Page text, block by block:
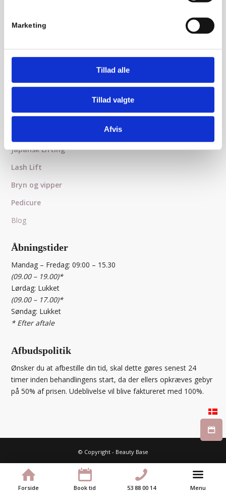
Marketing
Tillad alle
Tillad valgte
Afvis
info@beautybase.dk
Behandlinger
Ansigtsbehandling
Japansk Lifting
Lash Lift
Bryn og vipper
Pedicure
Blog
Åbningstider
Mandag – Fredag: 09:00 – 15.30
(09.00 – 19.00)*
Lørdag: Lukket
(09.00 – 17.00)*
Søndag: Lukket
* Efter aftale
Afbudspolitik
Ønsker du at afbestille din tid, skal dette gøres senest 24
timer inden behandlingens start, da der ellers opkræves gebyr
på 50% af prisen. Udeblivelse vil blive faktureret med 100%.
Forside Book tid 53 88 00 14 Menu
© Copyright - Beauty Base